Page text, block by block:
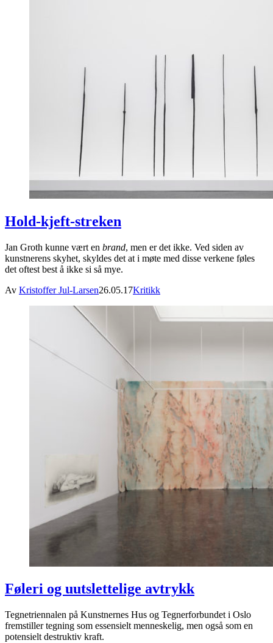
Hold-kjeft-streken
Jan Groth kunne vært en brand, men er det ikke. Ved siden av
kunstnerens skyhet, skyldes det at i møte med disse verkene føles
det oftest best å ikke si så mye.
Av Kristoffer Jul-Larsen26.05.17Kritikk
Føleri og uutslettelige avtrykk
Tegnetriennalen på Kunstnernes Hus og Tegnerforbundet i Oslo
fremstiller tegning som essensielt menneskelig, men også som en
potensielt destruktiv kraft.